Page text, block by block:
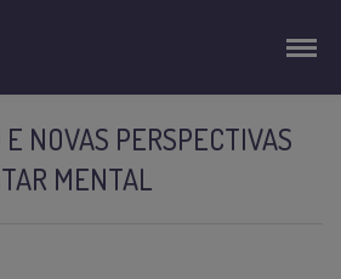
NOVAS PERSPECTIVAS
MENTAL